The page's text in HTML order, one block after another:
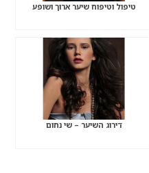
טיפול וטיפוח שיער ארוך ושופע
דירוג השיער – שי נחום